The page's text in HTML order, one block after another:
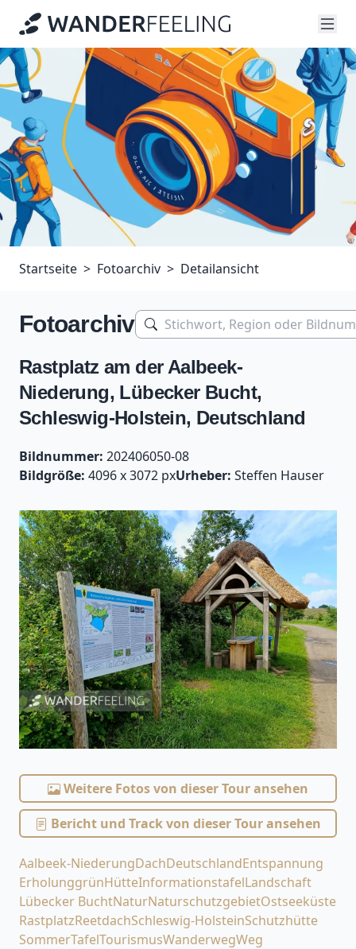
Startseite Fotoarchiv Detailansicht
Fotoarchiv
Rastplatz am der Aalbeek-
Niederung, Lübecker Bucht,
Schleswig-Holstein, Deutschland
Bildnummer: 202406050-08
Bildgröße: 4096 x 3072 pxUrheber: Steffen Hauser
Weitere Fotos von dieser Tour ansehen
Bericht und Track von dieser Tour ansehen
Aalbeek-NiederungDachDeutschlandEntspannung
ErholunggrünHütteInformationstafelLandschaft
Lübecker BuchtNaturNaturschutzgebietOstseeküste
RastplatzReetdachSchleswig-HolsteinSchutzhütte
SommerTafelTourismusWanderwegWeg